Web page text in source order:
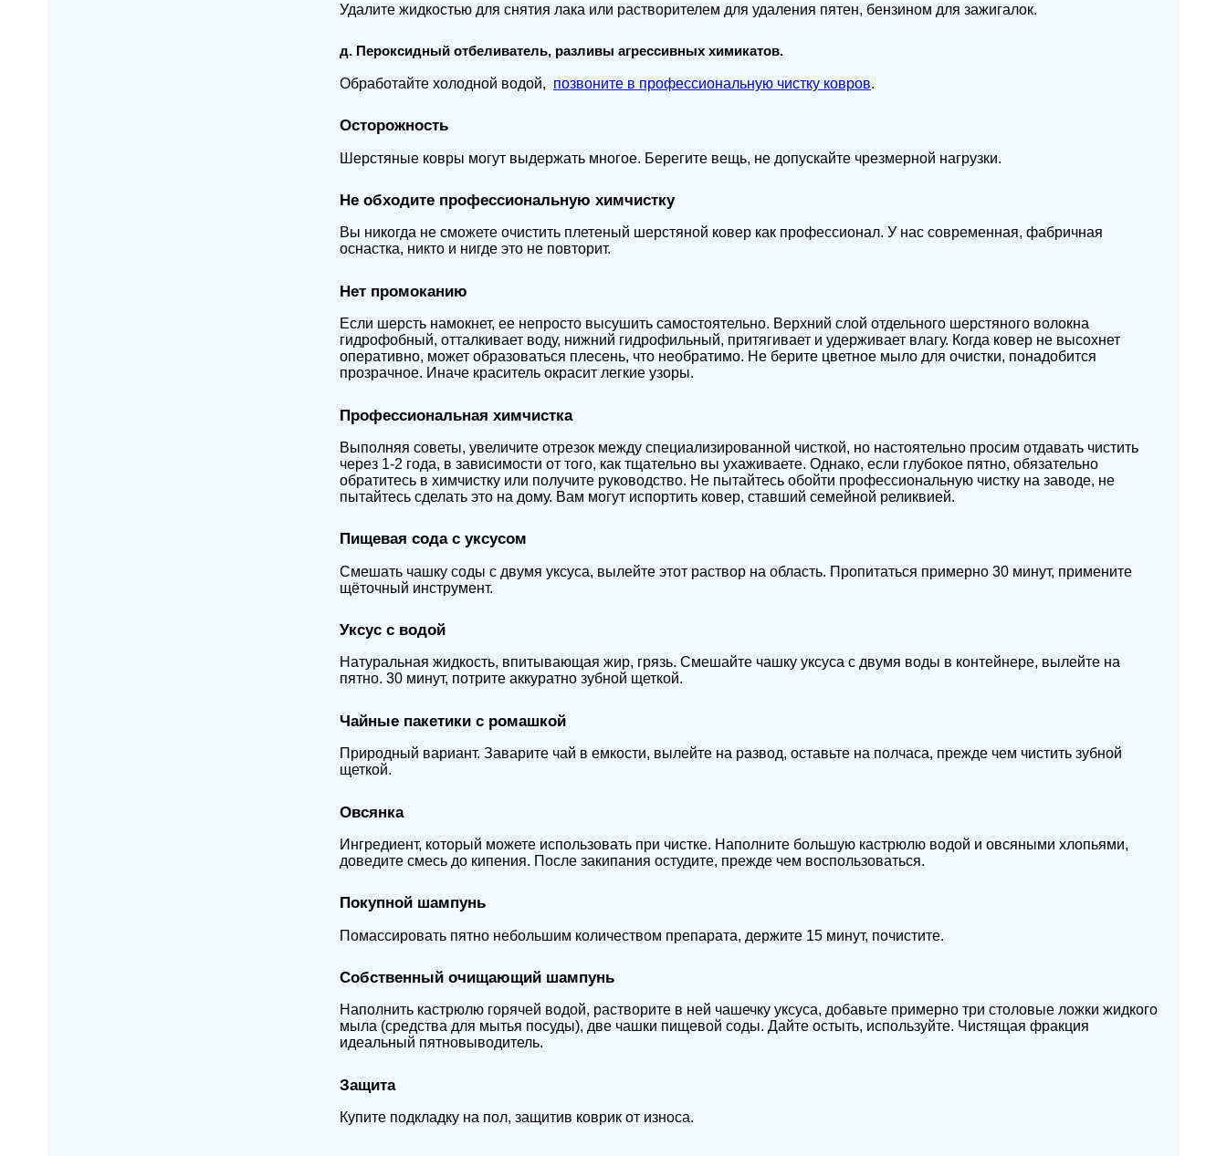
Удалите жидкостью для снятия лака или растворителем для удаления пятен, бензином для зажигалок.
д. Пероксидный отбеливатель, разливы агрессивных химикатов.
Обработайте холодной водой, позвоните в профессиональную чистку ковров.
Осторожность
Шерстяные ковры могут выдержать многое. Берегите вещь, не допускайте чрезмерной нагрузки.
Не обходите профессиональную химчистку
Вы никогда не сможете очистить плетеный шерстяной ковер как профессионал. У нас современная, фабричная
оснастка, никто и нигде это не повторит.
Нет промоканию
Если шерсть намокнет, ее непросто высушить самостоятельно. Верхний слой отдельного шерстяного волокна
гидрофобный, отталкивает воду, нижний гидрофильный, притягивает и удерживает влагу. Когда ковер не высохнет
оперативно, может образоваться плесень, что необратимо. Не берите цветное мыло для очистки, понадобится
прозрачное. Иначе краситель окрасит легкие узоры.
Профессиональная химчистка
Выполняя советы, увеличите отрезок между специализированной чисткой, но настоятельно просим отдавать чистить
через 1-2 года, в зависимости от того, как тщательно вы ухаживаете. Однако, если глубокое пятно, обязательно
обратитесь в химчистку или получите руководство. Не пытайтесь обойти профессиональную чистку на заводе, не
пытайтесь сделать это на дому. Вам могут испортить ковер, ставший семейной реликвией.
Пищевая сода с уксусом
Смешать чашку соды с двумя уксуса, вылейте этот раствор на область. Пропитаться примерно 30 минут, примените
щёточный инструмент.
Уксус с водой
Натуральная жидкость, впитывающая жир, грязь. Смешайте чашку уксуса с двумя воды в контейнере, вылейте на
пятно. 30 минут, потрите аккуратно зубной щеткой.
Чайные пакетики с ромашкой
Природный вариант. Заварите чай в емкости, вылейте на развод, оставьте на полчаса, прежде чем чистить зубной
щеткой.
Овсянка
Ингредиент, который можете использовать при чистке. Наполните большую кастрюлю водой и овсяными хлопьями,
доведите смесь до кипения. После закипания остудите, прежде чем воспользоваться.
Покупной шампунь
Помассировать пятно небольшим количеством препарата, держите 15 минут, почистите.
Собственный очищающий шампунь
Наполнить кастрюлю горячей водой, растворите в ней чашечку уксуса, добавьте примерно три столовые ложки жидкого
мыла (средства для мытья посуды), две чашки пищевой соды. Дайте остыть, используйте. Чистящая фракция
идеальный пятновыводитель.
Защита
Купите подкладку на пол, защитив коврик от износа.